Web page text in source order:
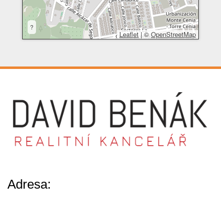
?
Leaflet |©OpenStreetMap
Adresa: